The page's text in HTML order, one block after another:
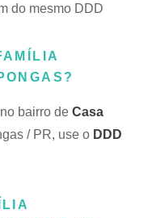
do mesmo DDD
bairro de Casa
/ PR, use o DDD